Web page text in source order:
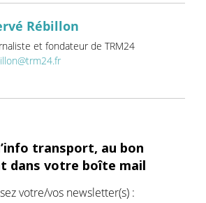
Rébillon
et fondateur de TRM24
transport, au bon
dans votre boîte mail
votre/vos newsletter(s) :